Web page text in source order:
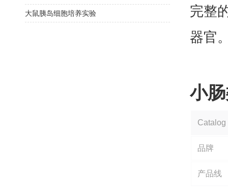
完整
器官
小
Catalog
品牌
产品线
大鼠胰岛细胞培养实验